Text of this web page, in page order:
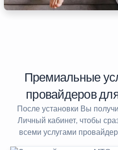
Премиальные
провайдеров
После установки Вы
Личный кабинет, чтобы
всеми услугами